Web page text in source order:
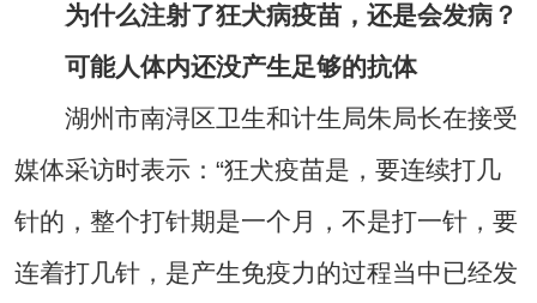
为什么注射了狂犬病疫苗，还是会发病？
可能人体内还没产生足够的抗体
湖州市南浔区卫生和计生局朱局长在接受
媒体采访时表示：“狂犬疫苗是，要连续打几
针的，整个打针期是一个月，不是打一针，要
连着打几针，是产生免疫力的过程当中已经发